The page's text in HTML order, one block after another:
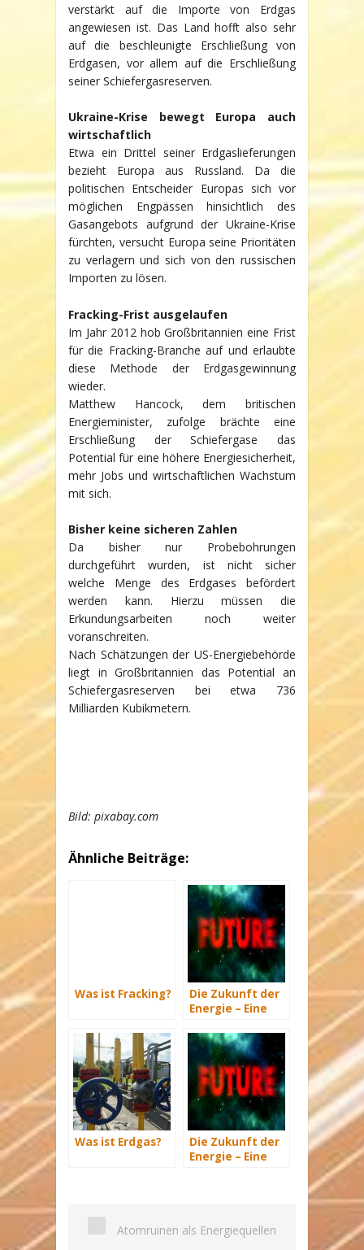
verstärkt auf die Importe von Erdgas
angewiesen ist. Das Land hofft also sehr
auf die beschleunigte Erschließung von
Erdgasen, vor allem auf die Erschließung
seiner Schiefergasreserven.
Ukraine-Krise bewegt Europa auch
wirtschaftlich
Etwa ein Drittel seiner Erdgaslieferungen
bezieht Europa aus Russland. Da die
politischen Entscheider Europas sich vor
möglichen Engpässen hinsichtlich des
Gasangebots aufgrund der Ukraine-Krise
fürchten, versucht Europa seine Prioritäten
zu verlagern und sich von den russischen
Importen zu lösen.
Fracking-Frist ausgelaufen
Im Jahr 2012 hob Großbritannien eine Frist
für die Fracking-Branche auf und erlaubte
diese Methode der Erdgasgewinnung
wieder.
Matthew Hancock, dem britischen
Energieminister, zufolge brächte eine
Erschließung der Schiefergase das
Potential für eine höhere Energiesicherheit,
mehr Jobs und wirtschaftlichen Wachstum
mit sich.
Bisher keine sicheren Zahlen
Da bisher nur Probebohrungen
durchgeführt wurden, ist nicht sicher
welche Menge des Erdgases befördert
werden kann. Hierzu müssen die
Erkundungsarbeiten noch weiter
voranschreiten.
Nach Schätzungen der US-Energiebehörde
liegt in Großbritannien das Potential an
Schiefergasreserven bei etwa 736
Milliarden Kubikmetern.
Bild: pixabay.com
Ähnliche Beiträge:
Was ist Fracking?
Die Zukunft der
Energie – Eine
Was ist Erdgas?
Die Zukunft der
Energie – Eine
Atomruinen als Energiequellen